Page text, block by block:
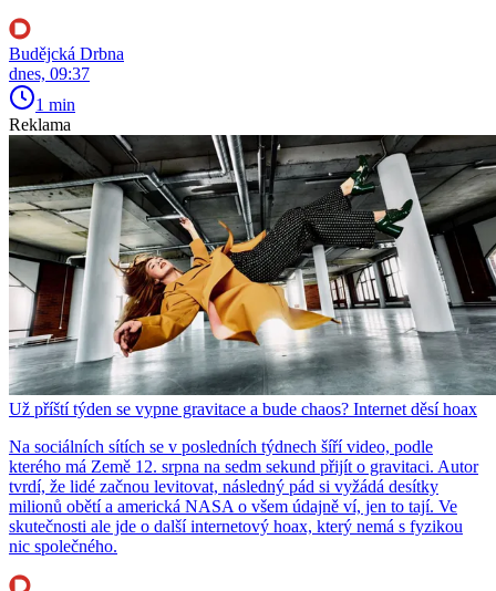
Budějcká Drbna
dnes, 09:37
1 min
Reklama
Už příští týden se vypne gravitace a bude chaos? Internet děsí hoax
Na sociálních sítích se v posledních týdnech šíří video, podle
kterého má Země 12. srpna na sedm sekund přijít o gravitaci. Autor
tvrdí, že lidé začnou levitovat, následný pád si vyžádá desítky
milionů obětí a americká NASA o všem údajně ví, jen to tají. Ve
skutečnosti ale jde o další internetový hoax, který nemá s fyzikou
nic společného.